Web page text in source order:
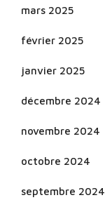
mars 2025
février 2025
janvier 2025
décembre 2024
novembre 2024
octobre 2024
septembre 2024